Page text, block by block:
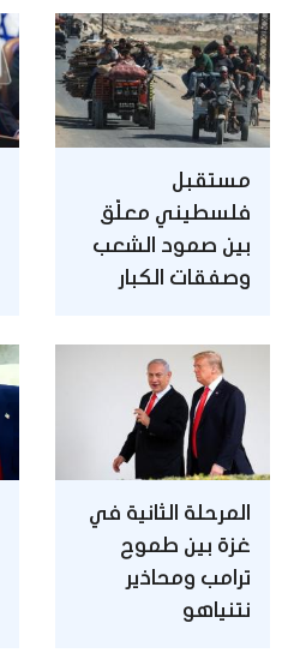
مستقبل
فلسطيني معلّق
بين صمود الشعب
وصفقات الكبار
المرحلة الثانية في
غزة بين طموح
ترامب ومحاذير
نتنياهو